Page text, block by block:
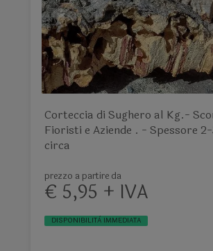
Corteccia di Sughero al Kg.-
Fioristi e Aziende . - Spessore
circa
prezzo a partire da
€ 5,95 + IVA
DISPONIBILITÀ IMMEDIATA